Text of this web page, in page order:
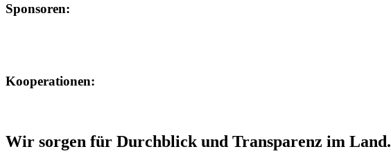
Sponsoren:
Kooperationen:
Wir sorgen für Durchblick und Transparenz im Land.